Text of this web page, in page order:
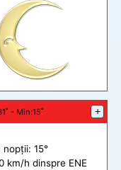
- Min:15˚ +
nopții: 15°
km/h dinspre ENE